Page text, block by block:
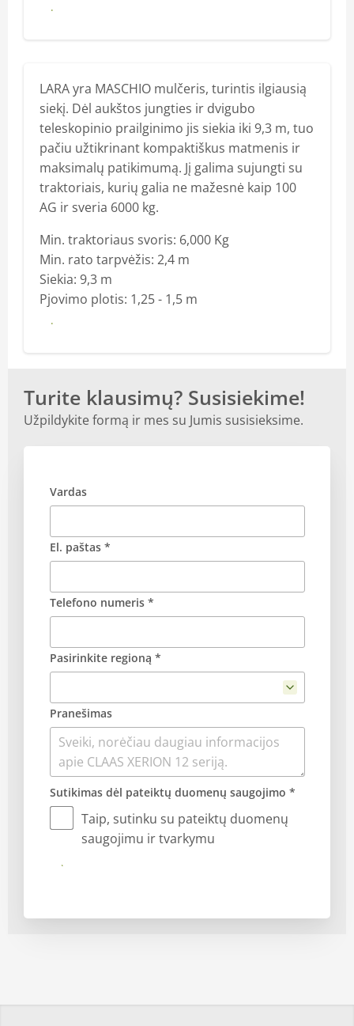
Daugiau
LARA yra MASCHIO mulčeris, turintis ilgiausią
siekį. Dėl aukštos jungties ir dvigubo
teleskopinio prailginimo jis siekia iki 9,3 m, tuo
pačiu užtikrinant kompaktiškus matmenis ir
maksimalų patikimumą. Jį galima sujungti su
traktoriais, kurių galia ne mažesnė kaip 100
AG ir sveria 6000 kg.
Min. traktoriaus svoris: 6,000 Kg
Min. rato tarpvėžis: 2,4 m
Siekia: 9,3 m
Pjovimo plotis: 1,25 - 1,5 m
Daugiau
Turite klausimų? Susisiekime!
Užpildykite formą ir mes su Jumis susisieksime.
Vardas
El. paštas *
Telefono numeris *
Pasirinkite regioną *
Pranešimas
Sutikimas dėl pateiktų duomenų saugojimo *
Taip, sutinku su pateiktų duomenų
saugojimu ir tvarkymu
Siųsti